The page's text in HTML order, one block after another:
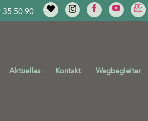
35 50 90
Aktuelles Kontakt Wegbegleiter